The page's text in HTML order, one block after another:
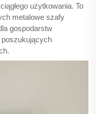
użytkowania. To
metalowe szafy
gospodarstw